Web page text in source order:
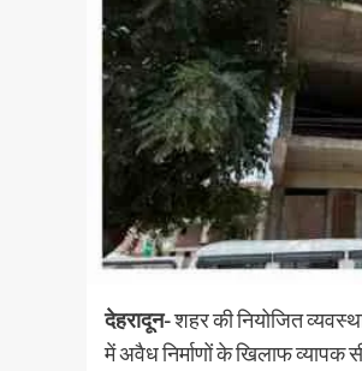
देहरादून-शहर की नियोजित
में अवैध निर्माणों के खिलाफ